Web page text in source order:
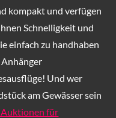
kompakt und verfügen
Schnelligkeit und
einfach zu handhaben
Anhänger
Und wer
am Gewässer sein
Auktionen für